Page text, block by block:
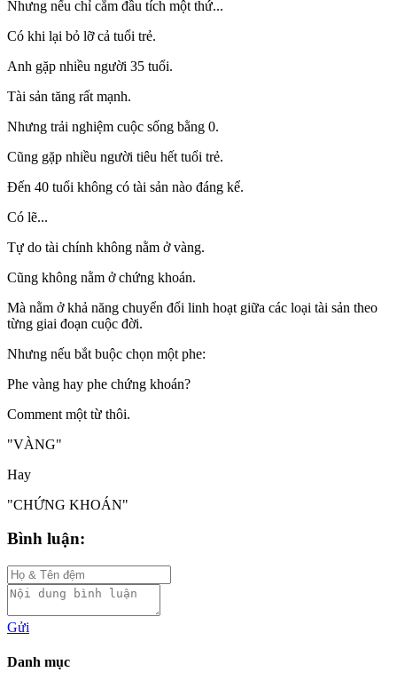
Nhưng nếu chỉ cắm đầu tích một thứ...
Có khi lại bỏ lỡ cả tuổi trẻ.
Anh gặp nhiều người 35 tuổi.
Tài sản tăng rất mạnh.
Nhưng trải nghiệm cuộc sống bằng 0.
Cũng gặp nhiều người tiêu hết tuổi trẻ.
Đến 40 tuổi không có tài sản nào đáng kể.
Có lẽ...
Tự do tài chính không nằm ở vàng.
Cũng không nằm ở chứng khoán.
Mà nằm ở khả năng chuyển đổi linh hoạt giữa các loại tài sản theo
từng giai đoạn cuộc đời.
Nhưng nếu bắt buộc chọn một phe:
Phe vàng hay phe chứng khoán?
Comment một từ thôi.
"VÀNG"
Hay
"CHỨNG KHOÁN"
Bình luận:
Gửi
Danh mục